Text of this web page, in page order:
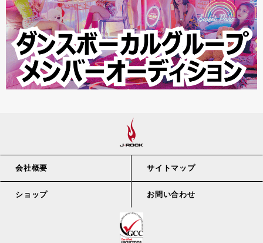
会社概要 サイトマップ
ショップ お問い合わせ